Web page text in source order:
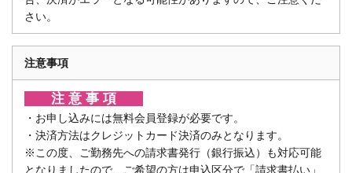
さい。
注意事項
注 意 事 項
・お申し込みには無料会員登録が必要です。
・決済方法はクレジットカード決済のみとなります。
※この度、ご勤務先への請求書発行（銀行振込）も対応可能
となりましたので、ご希望の方は申込区分で「請求書払い」